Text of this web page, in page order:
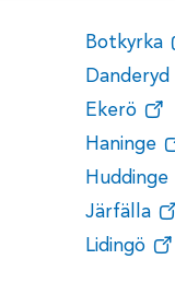
Botkyrka
Danderyd
Ekerö
Haninge
Huddinge
Järfälla
Lidingö